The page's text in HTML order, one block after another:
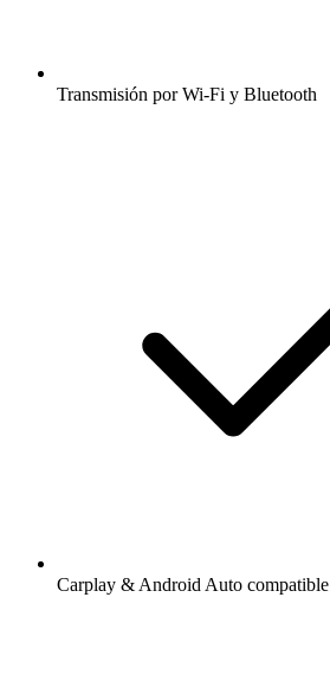
Transmisión por Wi-Fi y Bluetooth
Carplay & Android Auto compatible